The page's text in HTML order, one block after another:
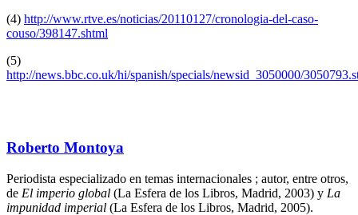
(4) http://www.rtve.es/noticias/20110127/cronologia-del-caso-
couso/398147.shtml
(5)
http://news.bbc.co.uk/hi/spanish/specials/newsid_3050000/
Roberto Montoya
Periodista especializado en temas internacionales ; autor, entre otros,
de El imperio global (La Esfera de los Libros, Madrid, 2003) y La
impunidad imperial (La Esfera de los Libros, Madrid, 2005).